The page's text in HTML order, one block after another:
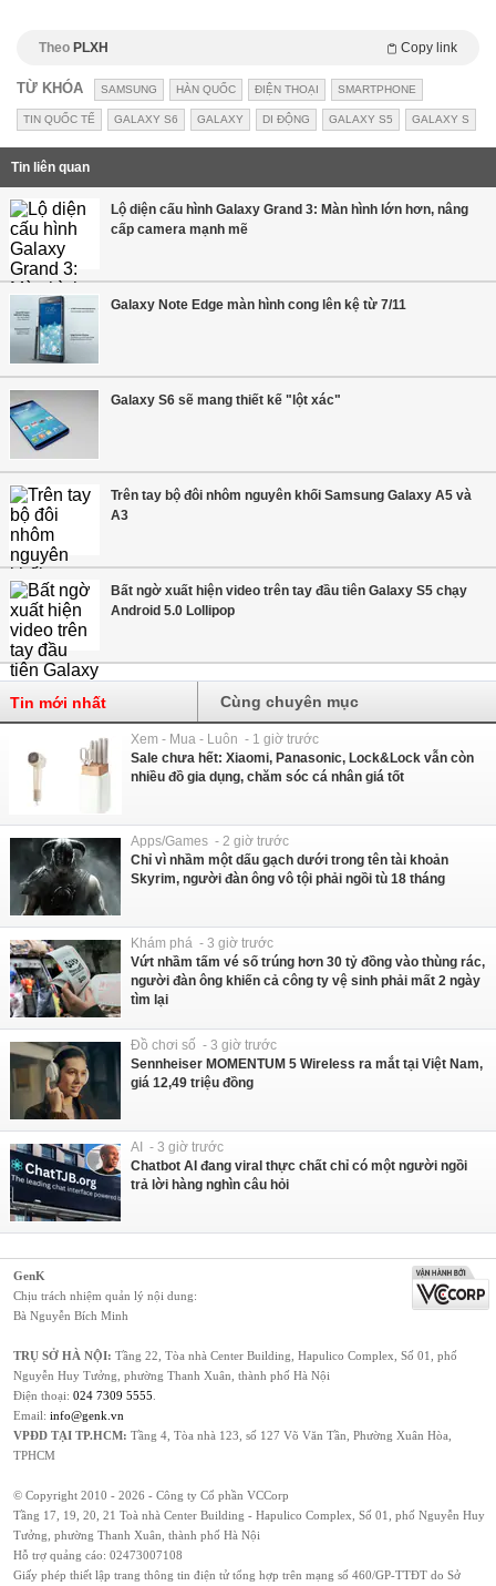
Theo PLXH Copy link
TỪ KHÓA SAMSUNG HÀN QUỐC ĐIỆN THOẠI SMARTPHONE
TIN QUỐC TẾ GALAXY S6 GALAXY DI ĐỘNG GALAXY S5 GALAXY S
Tin liên quan
Lộ diện cấu hình Galaxy Grand 3: Màn hình lớn hơn, nâng
cấp camera mạnh mẽ
Galaxy Note Edge màn hình cong lên kệ từ 7/11
Galaxy S6 sẽ mang thiết kế "lột xác"
Trên tay bộ đôi nhôm nguyên khối Samsung Galaxy A5 và
A3
Bất ngờ xuất hiện video trên tay đầu tiên Galaxy S5 chạy
Android 5.0 Lollipop
Tin mới nhất Cùng chuyên mục
Xem - Mua - Luôn - 1 giờ trước
Sale chưa hết: Xiaomi, Panasonic, Lock&Lock vẫn còn
nhiều đồ gia dụng, chăm sóc cá nhân giá tốt
Apps/Games - 2 giờ trước
Chỉ vì nhầm một dấu gạch dưới trong tên tài khoản
Skyrim, người đàn ông vô tội phải ngồi tù 18 tháng
Khám phá - 3 giờ trước
Vứt nhầm tấm vé số trúng hơn 30 tỷ đồng vào thùng rác,
người đàn ông khiến cả công ty vệ sinh phải mất 2 ngày
tìm lại
Đồ chơi số - 3 giờ trước
Sennheiser MOMENTUM 5 Wireless ra mắt tại Việt Nam,
giá 12,49 triệu đồng
AI - 3 giờ trước
Chatbot AI đang viral thực chất chỉ có một người ngồi
trả lời hàng nghìn câu hỏi
GenK
Chịu trách nhiệm quản lý nội dung:
Bà Nguyễn Bích Minh
TRỤ SỞ HÀ NỘI: Tầng 22, Tòa nhà Center Building, Hapulico Complex, Số 01, phố
Nguyễn Huy Tưởng, phường Thanh Xuân, thành phố Hà Nội
Điện thoại: 024 7309 5555.
Email: info@genk.vn
VPĐD TẠI TP.HCM: Tầng 4, Tòa nhà 123, số 127 Võ Văn Tần, Phường Xuân Hòa,
TPHCM
© Copyright 2010 - 2026 - Công ty Cổ phần VCCorp
Tầng 17, 19, 20, 21 Toà nhà Center Building - Hapulico Complex, Số 01, phố Nguyễn Huy
Tưởng, phường Thanh Xuân, thành phố Hà Nội
Hỗ trợ quảng cáo: 02473007108
Giấy phép thiết lập trang thông tin điện tử tổng hợp trên mạng số 460/GP-TTĐT do Sở